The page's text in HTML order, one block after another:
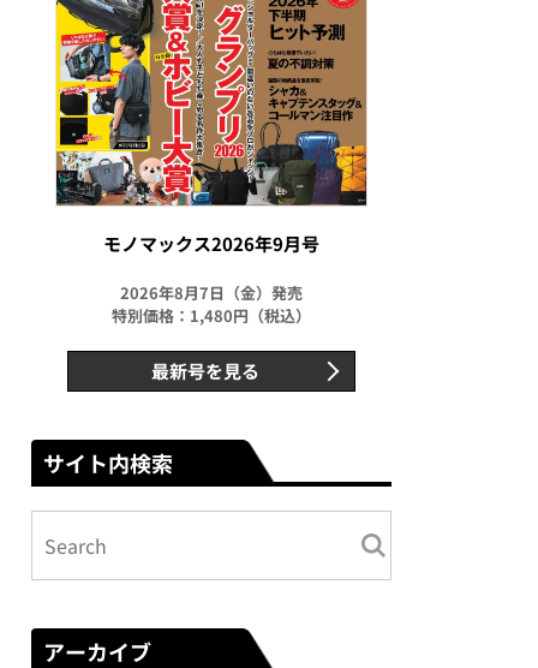
モノマックス2026年9月号
2026年8月7日（金）発売
特別価格：1,480円（税込）
最新号を見る
サイト内検索
アーカイブ